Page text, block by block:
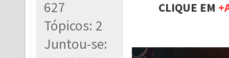
627
Tópicos: 2
Juntou-se:
CLIQUE EM